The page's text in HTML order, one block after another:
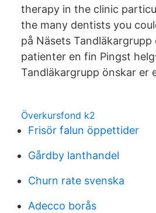
therapy in the clinic
the many dentists you
på Näsets Tandläkargrupp
patienter en fin Pingst
Tandläkargrupp önskar er
Överkursfond k2
Frisör falun öppettider
Gårdby lanthandel
Churn rate svenska
Adecco borås